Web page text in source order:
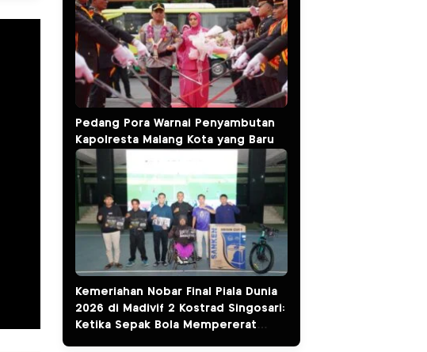
Pedang Pora Warnai Penyambutan
Kapolresta Malang Kota yang Baru
Kemeriahan Nobar Final Piala Dunia
2026 di Madivif 2 Kostrad Singosari:
Ketika Sepak Bola Mempererat